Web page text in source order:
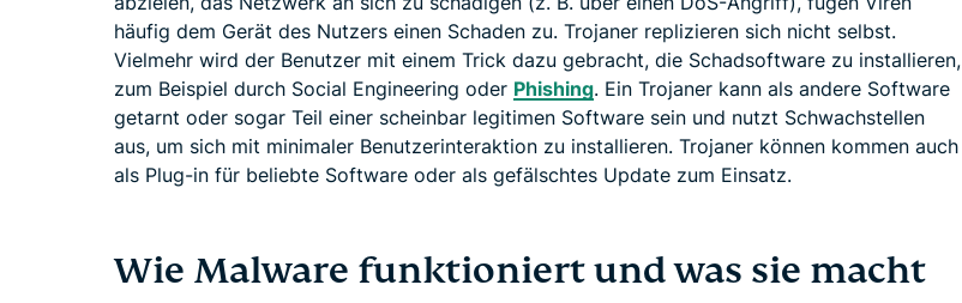
häufig dem Gerät des Nutzers einen Schaden zu. Trojaner replizieren sich nicht selbst.
Vielmehr wird der Benutzer mit einem Trick dazu gebracht, die Schadsoftware zu installieren,
zum Beispiel durch Social Engineering oder Phishing. Ein Trojaner kann als andere Software
getarnt oder sogar Teil einer scheinbar legitimen Software sein und nutzt Schwachstellen
aus, um sich mit minimaler Benutzerinteraktion zu installieren. Trojaner können kommen auch
als Plug-in für beliebte Software oder als gefälschtes Update zum Einsatz.
Wie Malware funktioniert und was sie macht